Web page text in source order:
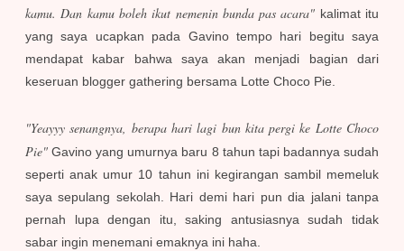
kamu. Dan kamu boleh ikut nemenin bunda pas acara" kalimat itu
yang saya ucapkan pada Gavino tempo hari begitu saya
mendapat kabar bahwa saya akan menjadi bagian dari
keseruan blogger gathering bersama Lotte Choco Pie.
"Yeayyy senangnya, berapa hari lagi bun kita pergi ke Lotte Choco
Pie"Gavino yang umurnya baru 8 tahun tapi badannya sudah
seperti anak umur 10 tahun ini kegirangan sambil memeluk
saya sepulang sekolah. Hari demi hari pun dia jalani tanpa
pernah lupa dengan itu, saking antusiasnya sudah tidak
sabar ingin menemani emaknya ini haha.